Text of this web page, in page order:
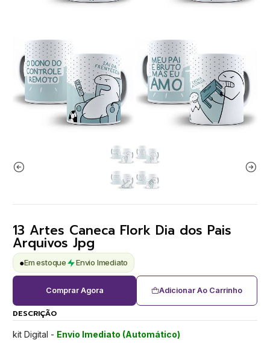
13 Artes Caneca Flork Dia dos Pais
Arquivos Jpg
●Em estoque Envio Imediato
Adicionar Ao Carrinho
Comprar Agora
DESCRIÇÃO
kit Digital - Envio Imediato (Automático)